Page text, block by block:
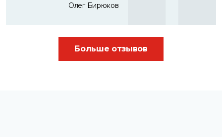
Олег Бирюков
Больше отзывов